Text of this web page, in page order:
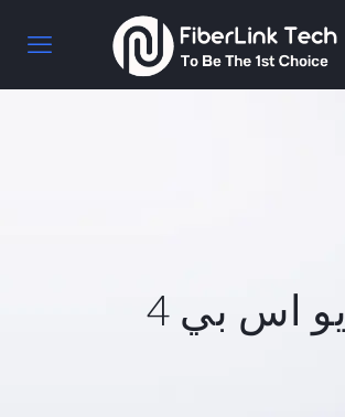
يو اس بي 4